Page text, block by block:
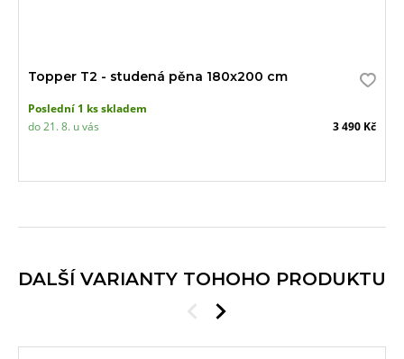
Topper T2 - studená pěna 180x200 cm
Poslední 1 ks skladem
do 21. 8. u vás
3 490 Kč
DALŠÍ VARIANTY TOHOHO PRODUKTU